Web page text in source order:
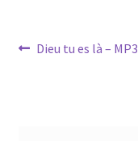
Navigation
Article
Dieu tu es là – MP3